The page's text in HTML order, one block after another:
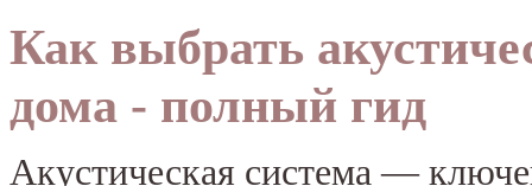
Как выбрать
дома - полный гид
Акустическая система —